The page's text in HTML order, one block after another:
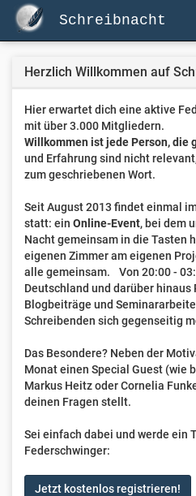
Schreibnacht
Herzlich Willkommen auf
Hier erwartet dich eine aktive
mit über 3.000 Mitgliedern.
Willkommen ist jede Person, die
und Erfahrung sind nicht
zum geschriebenen Wort.
Seit August 2013 findet einmal
statt: ein Online-Event, bei dem
Nacht gemeinsam in die Tasten
eigenen Zimmer am eigenen
alle gemeinsam. Von 20:00 -
Deutschland und darüber hinaus
Blogbeiträge und
Schreibenden sich gegenseitig
Das Besondere? Neben der
Monat einen Special Guest (wie
Markus Heitz oder Cornelia
deinen Fragen stellt.
Sei einfach dabei und werde ein
Federschwinger:
Jetzt kostenlos registrieren!